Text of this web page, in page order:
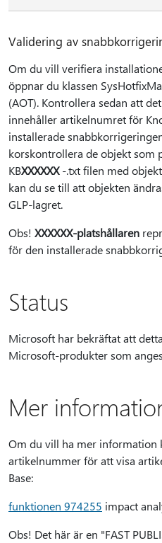
Validering av
Om du vill verifiera
öppnar du klassen
(AOT). Kontrollera sedan att
innehåller artikelnumret för
installerade
korskontrollera de objekt som
KBXXXXXX-.txt filen med
kan du se till att objekten
GLP-lagret.
Obs! XXXXXX-platshållaren
för den installerade
Status
Microsoft har bekräftat att
Microsoft-produkter som
Mer
Om du vill ha mer information
artikelnummer för att visa
Base:
funktionen 974255 impact
Obs! Det här är en "FAST